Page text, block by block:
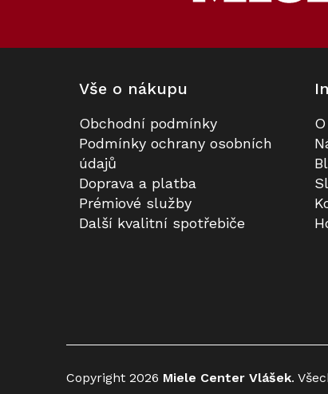
Vše o nákupu
Obchodní podmínky
Podmínky ochrany osobních
údajů
Doprava a platba
Prémiové služby
Další kvalitní spotřebiče
Copyright 2026 Miele Center Vlášek.